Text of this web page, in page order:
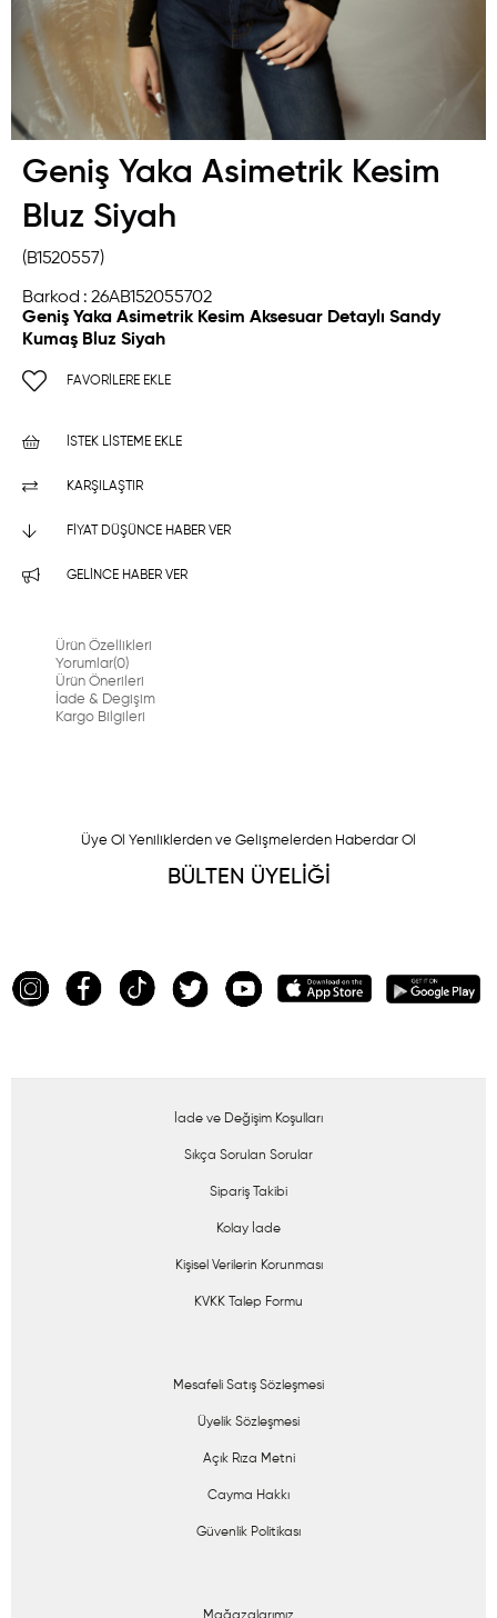
Geniş Yaka Asimetrik Kesim
Bluz Siyah
(B1520557)
Barkod : 26AB152055702
Geniş Yaka Asimetrik Kesim Aksesuar Detaylı Sandy
Kumaş Bluz Siyah
FAVORILERE EKLE
İSTEK LISTEME EKLE
KARŞILAŞTIR
FIYAT DÜŞÜNCE HABER VER
GELINCE HABER VER
Ürün Özellikleri
Yorumlar(0)
Ürün Önerileri
İade & Degişim
Kargo Bilgileri
Üye Ol Yeniliklerden ve Gelişmelerden Haberdar Ol
BÜLTEN ÜYELİĞİ
İade ve Değişim Koşulları
Sıkça Sorulan Sorular
Sipariş Takibi
Kolay İade
Kişisel Verilerin Korunması
KVKK Talep Formu
Mesafeli Satış Sözleşmesi
Üyelik Sözleşmesi
Açık Rıza Metni
Cayma Hakkı
Güvenlik Politikası